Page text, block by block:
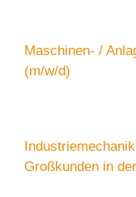
Maschinen- /
(m/w/d)
Großkunden in